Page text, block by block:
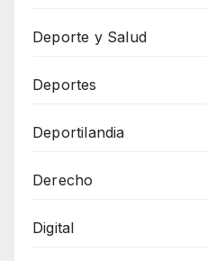
Deporte y Salud
Deportes
Deportilandia
Derecho
Digital